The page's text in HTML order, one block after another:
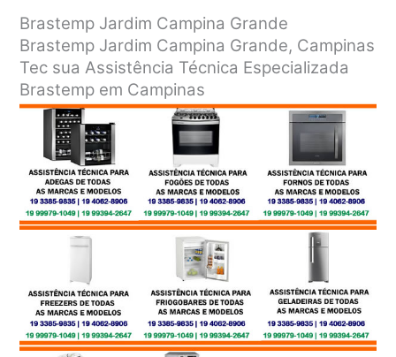
Brastemp Jardim Campina Grande
Brastemp Jardim Campina Grande, Campinas
Tec sua Assistência Técnica Especializada
Brastemp em Campinas